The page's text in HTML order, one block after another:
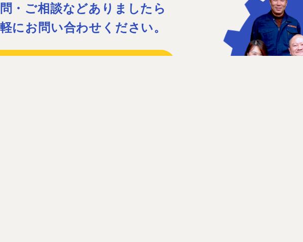
・ご相談などありましたら
にお問い合わせください。